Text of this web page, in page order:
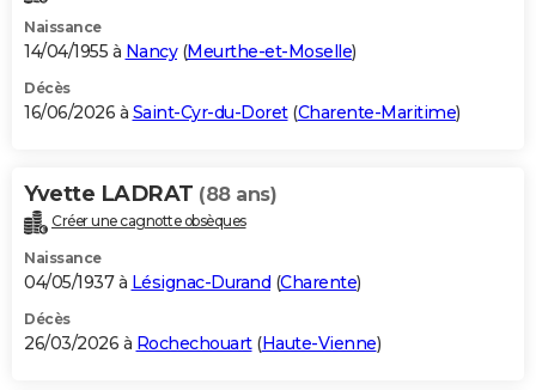
Naissance
14/04/1955 à Nancy(Meurthe-et-Moselle)
Décès
16/06/2026 à Saint-Cyr-du-Doret(Charente-Maritime)
Yvette LADRAT (88 ans)
Créer une cagnotte obsèques
Naissance
04/05/1937 à Lésignac-Durand (Charente)
Décès
26/03/2026 à Rochechouart(Haute-Vienne)